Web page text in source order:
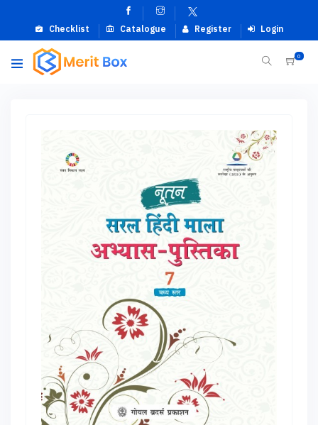
Checklist Catalogue Register Login
0